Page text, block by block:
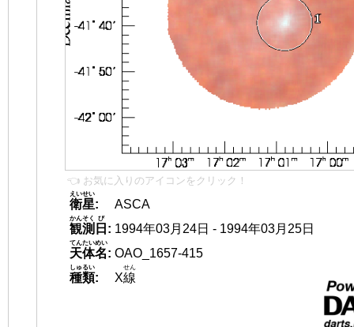
👈 お気に入りのアイコンをクリック！
衛星
えいせい
:
ASCA
観測
かんそく
日
び
: 1994年03月24日 - 1994年03月25日
天体名
てんたいめい
: OAO_1657-415
種類
しゅるい
: X線
せん